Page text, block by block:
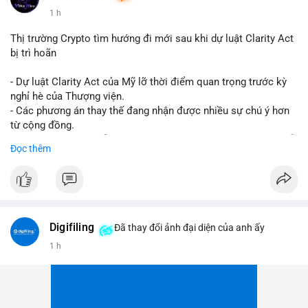
1 h
Thị trường Crypto tìm hướng đi mới sau khi dự luật Clarity Act
bị trì hoãn
- Dự luật Clarity Act của Mỹ lỡ thời điểm quan trọng trước kỳ
nghỉ hè của Thượng viện.
- Các phương án thay thế đang nhận được nhiều sự chú ý hơn
từ cộng đồng.
về pháp lý.
#binancesquare
#vlikevn #titanbot
Đọc thêm
Digifiling Đã thay đổi ảnh đại diện của anh ấy
1 h